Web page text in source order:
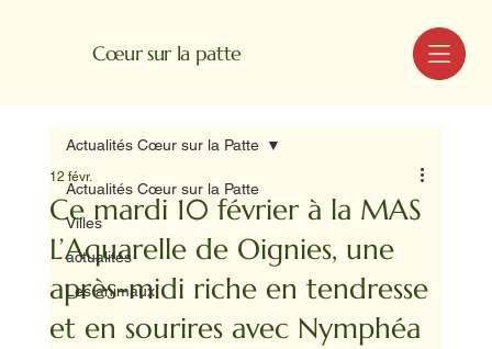
Cœur sur la patte MENU
Actualités Cœur sur la Patte
Villes
actualités
Les animaux
Actualités Cœur sur la Patte
Ce mardi 10 février à la MAS
L’Aquarelle de Oignies, une
après-midi riche en tendresse
et en sourires avec Nymphéa
12 févr.